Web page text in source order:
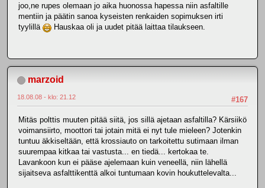
joo,ne rupes olemaan jo aika huonossa hapessa niin asfaltille
mentiin ja päätin sanoa kyseisten renkaiden sopimuksen irti
tyylillä
Hauskaa oli ja uudet pitää laittaa tilaukseen.
marzoid
#167
18.08.08 - klo: 21.12
Mitäs polttis muuten pitää siitä, jos sillä ajetaan asfaltilla? Kärsiikö
voimansiirto, moottori tai jotain mitä ei nyt tule mieleen? Jotenkin
tuntuu äkkiseltään, että krossiauto on tarkoitettu sutimaan ilman
suurempaa kitkaa tai vastusta... en tiedä... kertokaa te.
Lavankoon kun ei pääse ajelemaan kuin veneellä, niin lähellä
sijaitseva asfalttikenttä alkoi tuntumaan kovin houkuttelevalta...